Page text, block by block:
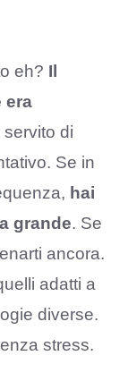
eh? Il
era
di
Se in
hai
grande. Se
ancora.
adatti a
diverse.
stress.